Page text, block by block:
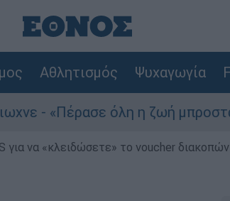
Αθλητισμός Ψυχαγωγία
όλη η ζωή μπροστά μου»
για να «κλειδώσετε» το voucher διακοπών